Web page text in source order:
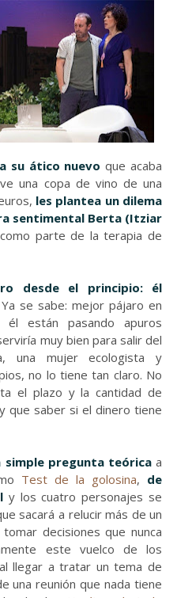
su ático nuevo que acaba
una copa de vino de una
les plantea un dilema
sentimental Berta (Itziar
parte de la terapia de
desde el principio: él
se sabe: mejor pájaro en
él están pasando apuros
muy bien para salir del
una mujer ecologista y
no lo tiene tan claro. No
el plazo y la cantidad de
que saber si el dinero tiene
simple pregunta teóricaa
Test de la golosina, de
y los cuatro personajes se
sacará a relucir más de un
decisiones que nunca
este vuelco de los
llegar a tratar un tema de
una reunión que nada tiene